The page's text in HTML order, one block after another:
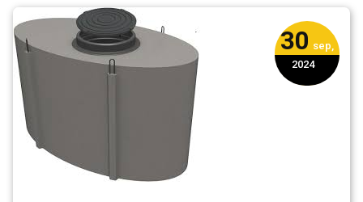
30 sep,
2024